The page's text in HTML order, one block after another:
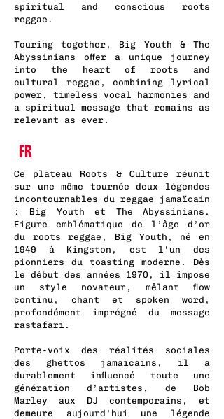
spiritual and conscious roots
reggae.
Touring together, Big Youth & The
Abyssinians offer a unique journey
into the heart of roots and
cultural reggae, combining lyrical
power, timeless vocal harmonies and
a spiritual message that remains as
relevant as ever.
FR
Ce plateau Roots & Culture réunit
sur une même tournée deux légendes
incontournables du reggae jamaïcain
: Big Youth et The Abyssinians.
Figure emblématique de l’âge d’or
du roots reggae, Big Youth, né en
1949 à Kingston, est l’un des
pionniers du toasting moderne. Dès
le début des années 1970, il impose
un style novateur, mêlant flow
continu, chant et spoken word,
profondément imprégné du message
rastafari.
Porte-voix des réalités sociales
des ghettos jamaïcains, il a
durablement influencé toute une
génération d’artistes, de Bob
Marley aux DJ contemporains, et
demeure aujourd’hui une légende